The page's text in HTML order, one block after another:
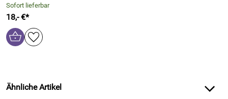
Sofort lieferbar
18,- €*
Ähnliche Artikel